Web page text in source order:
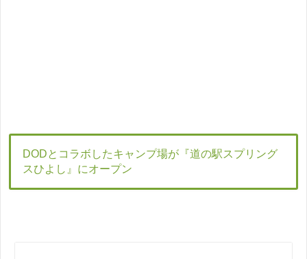
DODとコラボしたキャンプ場が『道の駅スプリング
スひよし』にオープン